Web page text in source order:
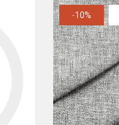
-10%